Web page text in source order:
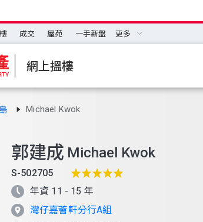
成交 屋苑 一手新盤 更多
網上搵樓
Michael Kwok
郭建成 Michael Kwok
S-502705
年資 11 - 15 年
灣仔嘉薈軒分行A組